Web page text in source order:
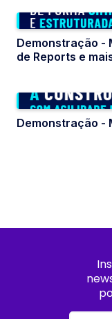
Demonstração -
de Reports e
Demonstração -